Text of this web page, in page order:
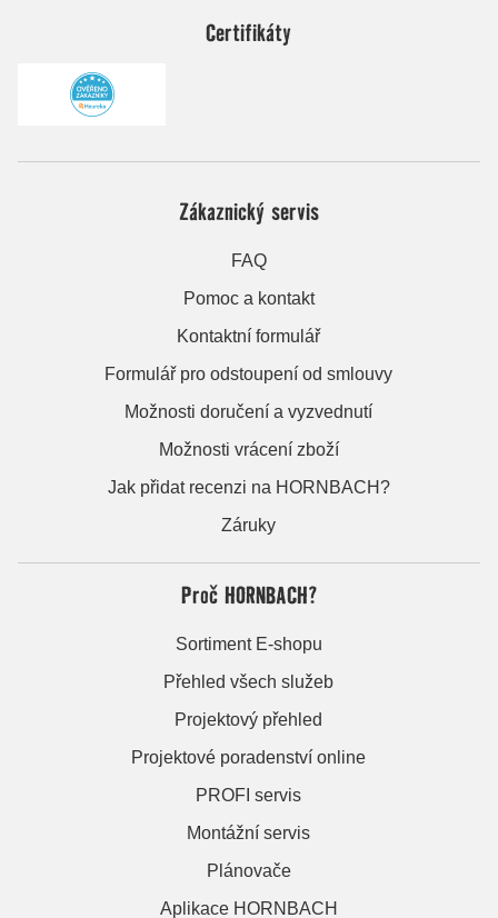
Certifikáty
Zákaznický servis
FAQ
Pomoc a kontakt
Kontaktní formulář
Formulář pro odstoupení od smlouvy
Možnosti doručení a vyzvednutí
Možnosti vrácení zboží
Jak přidat recenzi na HORNBACH?
Záruky
Proč HORNBACH?
Sortiment E-shopu
Přehled všech služeb
Projektový přehled
Projektové poradenství online
PROFI servis
Montážní servis
Plánovače
Aplikace HORNBACH